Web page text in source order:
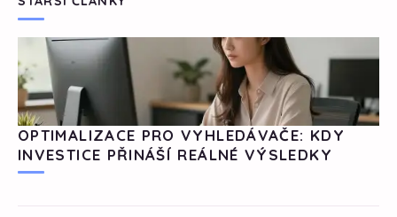
OPTIMALIZACE PRO VYHLEDÁVAČE: KDY
INVESTICE PŘINÁŠÍ REÁLNÉ VÝSLEDKY